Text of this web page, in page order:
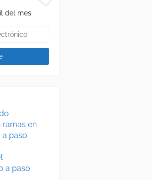
del mes.
ramas en
a paso
a paso